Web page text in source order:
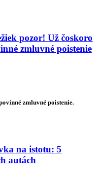
pozor! Už čoskoro
zmluvné poistenie
zmluvné poistenie.
na istotu: 5
autách